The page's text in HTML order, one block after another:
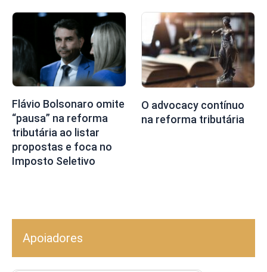
Flávio Bolsonaro omite
“pausa” na reforma
tributária ao listar
propostas e foca no
Imposto Seletivo
O advocacy contínuo
na reforma tributária
Apoiadores